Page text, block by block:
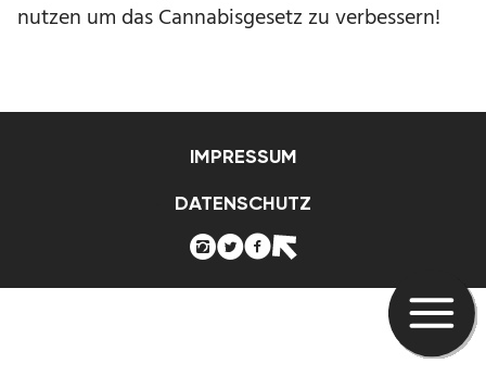
nutzen um das Cannabisgesetz zu verbessern!
IMPRESSUM
DATENSCHUTZ